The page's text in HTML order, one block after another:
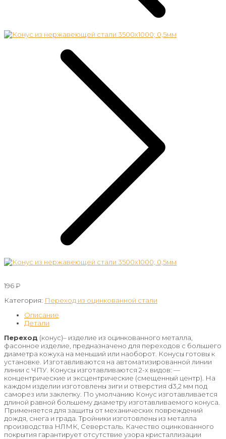
196₽
Категория: Переход из оцинкованной стали
Описание
Детали
Переход (конус)– изделие из оцинкованного металла,
фасонное изделие, предназначено для переходов с большего
диаметра кожуха на меньший или наоборот. Конусы готовы к
установке. Изготавливаются на автоматизированной линии
линии с ЧПУ. Конусы изготавливаются 2-х видов: —
концентрические и эксцентрические (смещенный центр). На
каждом изделии изготовлены зиги и отверстия d3,2 мм под
саморез или заклепку. По умолчанию Конус изготавливается
длиной равной большему диаметру изготавливаемого конуса.
Применяется для защиты от механических повреждений
дождя, снега и града. Тройники изготовлены из металла
производства НЛМК, Северсталь. Качество оцинкованного
покрытия гарантирует отсутствие узора кристаллизации